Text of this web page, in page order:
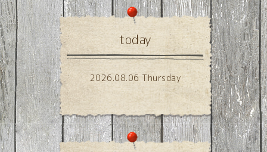
today
2026.08.06 Thursday